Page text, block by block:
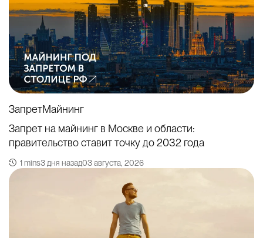
ЗапретМайнинг
Запрет на майнинг в Москве и области:
правительство ставит точку до 2032 года
1 mins3 дня назад03 августа, 2026